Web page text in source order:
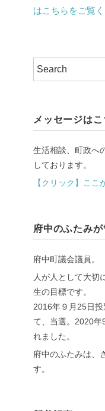
はこちらをご覧
メッセージはこ
生活相談、町政へ
しております。
【クリック】こ
府中のふたみが
府中町議会議員。
人が人として大切
生の目標です。
2016年９月25日
て、当選。2020年
れました。
府中のふたみは、
す。